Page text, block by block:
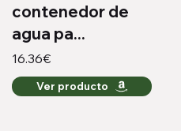
contenedor de
agua pa...
16.36€
Ver producto